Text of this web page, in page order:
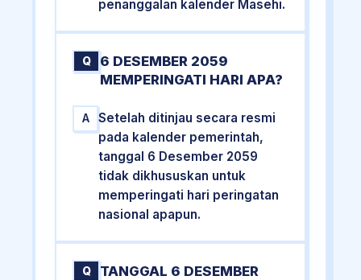
penanggalan kalender Masehi.
Q
6 DESEMBER 2059
MEMPERINGATI HARI APA?
A
Setelah ditinjau secara resmi
pada kalender pemerintah,
tanggal 6 Desember 2059
tidak dikhususkan untuk
memperingati hari peringatan
nasional apapun.
Q
TANGGAL 6 DESEMBER